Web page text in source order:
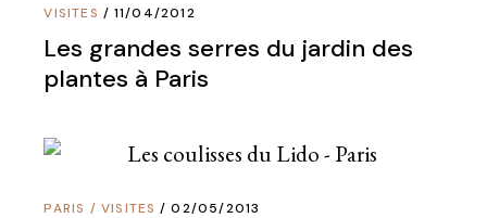
VISITES 11/04/2012
Les grandes serres du jardin des
plantes à Paris
PARIS / VISITES 02/05/2013